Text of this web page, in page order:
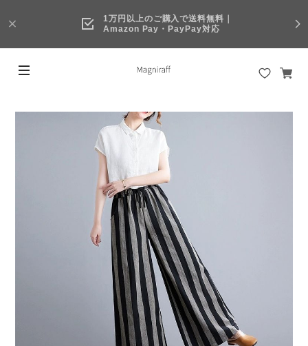
1万円以上のご購入で送料無料｜
Amazon Pay・PayPay対応